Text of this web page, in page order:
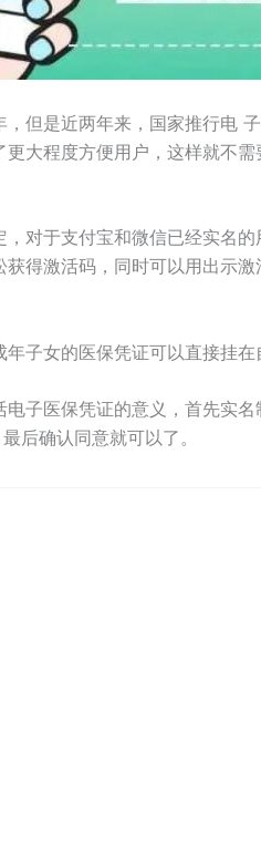
，但是近两年来，国家推行电
大程度方便用户，这样就不
对于支付宝和微信已经实名
得激活码，同时可以用出示
子女的医保凭证可以直接挂在
子医保凭证的意义，首先实
后确认同意就可以了。